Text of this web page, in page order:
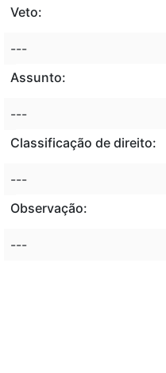
Veto:
---
Assunto:
---
Classificação de direito:
---
Observação:
---